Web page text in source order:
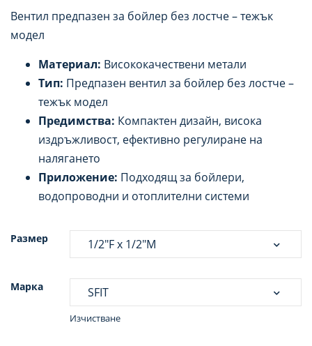
Вентил предпазен за бойлер без лостче – тежък
модел
Материал: Висококачествени метали
Тип: Предпазен вентил за бойлер без лостче –
тежък модел
Предимства: Компактен дизайн, висока
издръжливост, ефективно регулиране на
налягането
Приложение: Подходящ за бойлери,
водопроводни и отоплителни системи
Размер
Марка
Изчистване